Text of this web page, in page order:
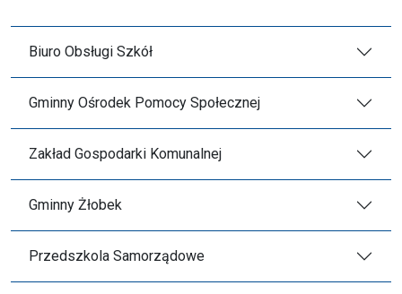
Biuro Obsługi Szkół
Gminny Ośrodek Pomocy Społecznej
Zakład Gospodarki Komunalnej
Gminny Żłobek
Przedszkola Samorządowe